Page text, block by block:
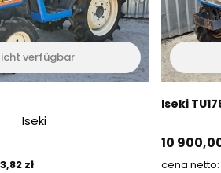
verfügbar
Iseki
zł
Iseki
Preis
10